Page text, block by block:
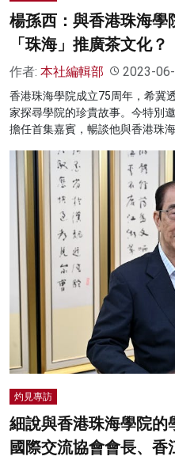
楊孫西：與香港珠海學
「珠海」推廣茶文化？
作者: 本社編輯部 2023-
香港珠海學院成立75周年，希冀
家探尋學院的珍貴故事。今特別
擔任首集嘉賓，暢談他與香港珠
灼見專訪
細說與香港珠海學院
國際交流協會會長、